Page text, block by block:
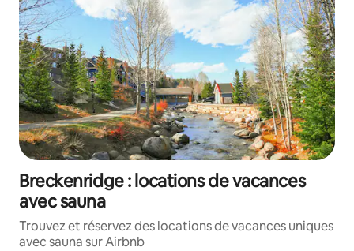
Breckenridge : locations de vacances
avec sauna
Trouvez et réservez des locations de vacances uniques
avec sauna sur Airbnb